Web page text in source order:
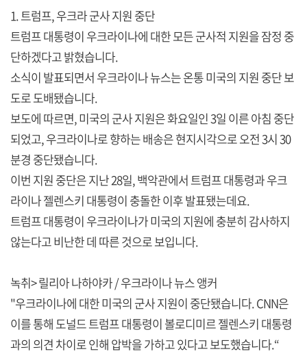
1. 트럼프, 우크라 군사 지원 중단
트럼프 대통령이 우크라이나에 대한 모든 군사적 지원을 잠정 중
단하겠다고 밝혔습니다.
소식이 발표되면서 우크라이나 뉴스는 온통 미국의 지원 중단 보
도로 도배됐습니다.
보도에 따르면, 미국의 군사 지원은 화요일인 3일 이른 아침 중단
되었고, 우크라이나로 향하는 배송은 현지시각으로 오전 3시 30
분경 중단됐습니다.
이번 지원 중단은 지난 28일, 백악관에서 트럼프 대통령과 우크
라이나 젤렌스키 대통령이 충돌한 이후 발표됐는데요.
트럼프 대통령이 우크라이나가 미국의 지원에 충분히 감사하지
않는다고 비난한 데 따른 것으로 보입니다.
녹취> 릴리아 나하야카 / 우크라이나 뉴스 앵커
"우크라이나에 대한 미국의 군사 지원이 중단됐습니다. CNN은
이를 통해 도널드 트럼프 대통령이 볼로디미르 젤렌스키 대통령
과의 의견 차이로 인해 압박을 가하고 있다고 보도했습니다.“